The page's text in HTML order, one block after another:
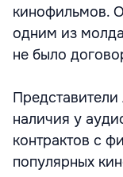
кинофильмов.
одним из
не было
наличия у
контрактов с
популярных